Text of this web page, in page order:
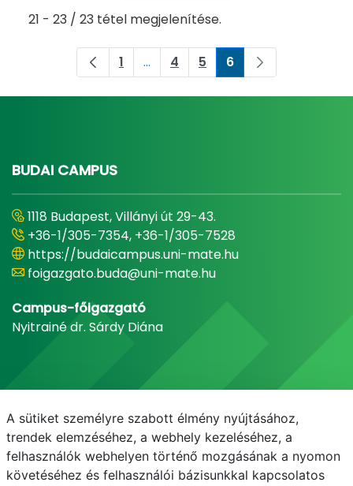
21 - 23 / 23 tétel megjelenítése.
Oldal
1 ...Köztes oldalak Navigáljon a TAB
Oldal
4 Oldal
5 Oldal
6
BUDAI CAMPUS
1118 Budapest, Villányi út 29-43.
+36-1/305-7354, +36-1/305-7528
https://budaicampus.uni-mate.hu
foigazgato.buda@uni-mate.hu
Campus-főigazgató
Nyitrainé dr. Sárdy Diána
A sütiket személyre szabott élmény nyújtásához,
trendek elemzéséhez, a webhely kezeléséhez, a
felhasználók webhelyen történő mozgásának a nyomon
követéséhez és felhasználói bázisunkkal kapcsolatos